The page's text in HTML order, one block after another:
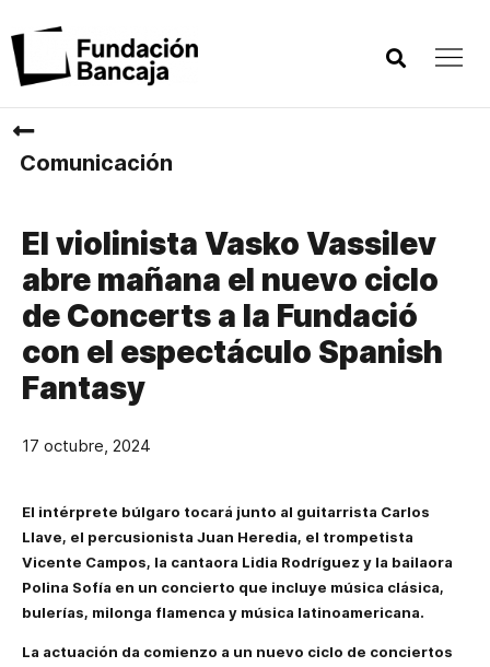
Comunicación
El violinista Vasko Vassilev
abre mañana el nuevo ciclo
de Concerts a la Fundació
con el espectáculo Spanish
Fantasy
17 octubre, 2024
El intérprete búlgaro tocará junto al guitarrista Carlos
Llave, el percusionista Juan Heredia, el trompetista
Vicente Campos, la cantaora Lidia Rodríguez y la bailaora
Polina Sofía en un concierto que incluye música clásica,
bulerías, milonga flamenca y música latinoamericana.
La actuación da comienzo a un nuevo ciclo de conciertos